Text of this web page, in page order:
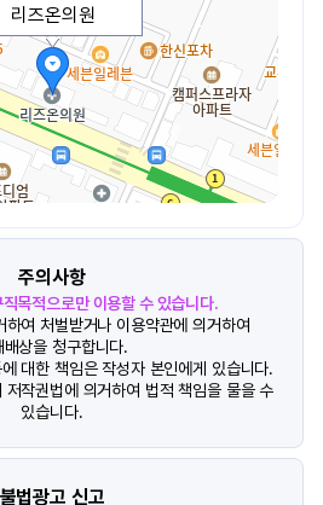
리즈온의원
주의사항
목적으로만 이용할 수 있습니다.
여 처벌받거나 이용약관에 의거하여
배상을 청구합니다.
대한 책임은 작성자 본인에게 있습니다.
작권법에 의거하여 법적 책임을 물을 수
있습니다.
불법광고 신고